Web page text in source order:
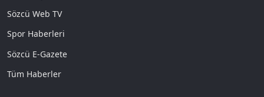
Sözcü Web TV
Spor Haberleri
Sözcü E-Gazete
Tüm Haberler